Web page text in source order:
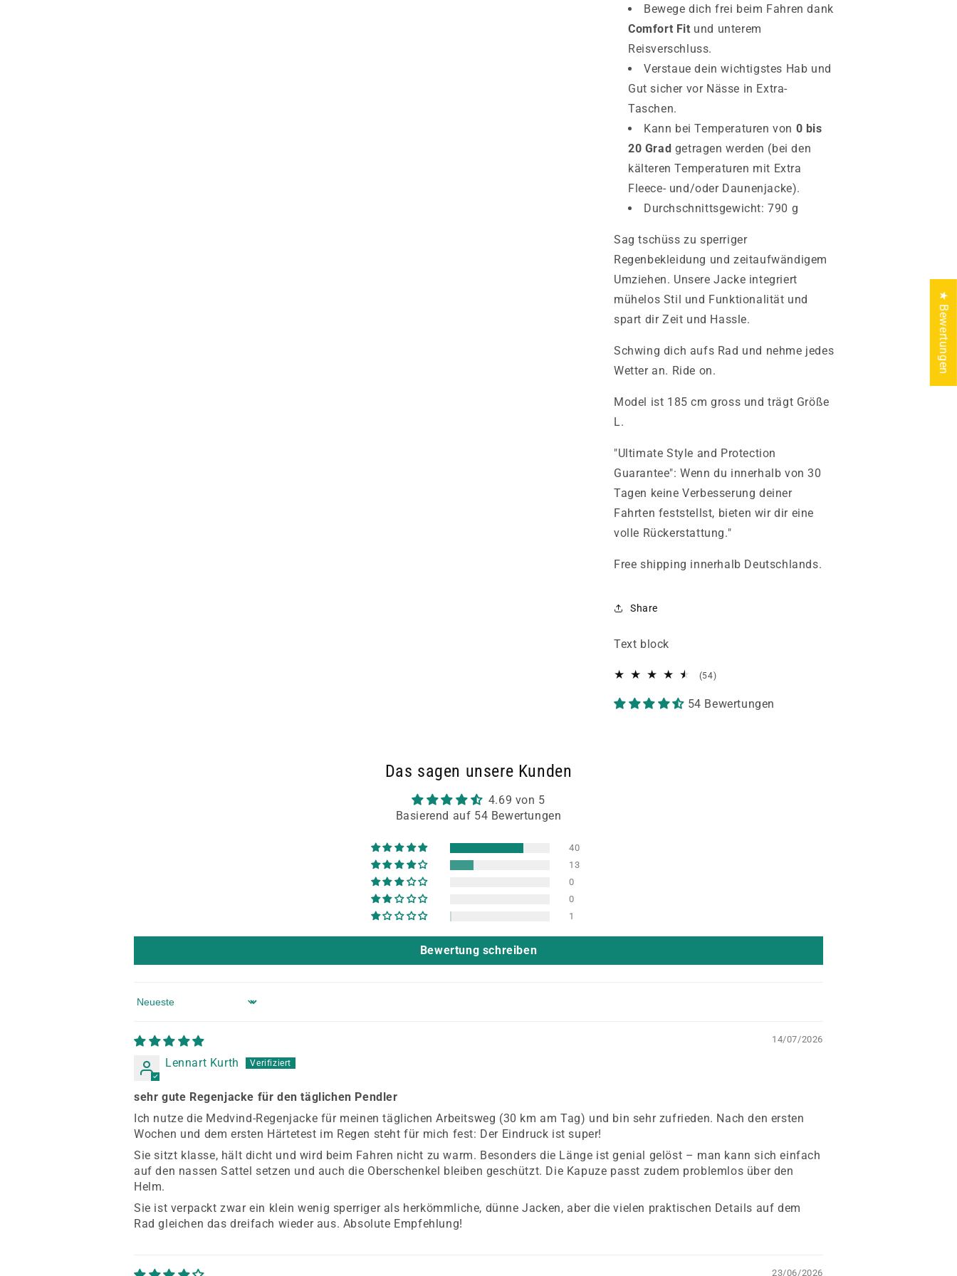
Bewege dich frei beim Fahren dank
Comfort Fit und unterem
Reisverschluss.
Verstaue dein wichtigstes Hab und
Gut sicher vor Nässe in Extra-
Taschen.
Kann bei Temperaturen von 0 bis
20 Grad getragen werden (bei den
kälteren Temperaturen mit Extra
Fleece- und/oder Daunenjacke).
Durchschnittsgewicht: 790 g
Sag tschüss zu sperriger
Regenbekleidung und zeitaufwändigem
Umziehen. Unsere Jacke integriert
mühelos Stil und Funktionalität und
spart dir Zeit und Hassle.
Schwing dich aufs Rad und nehme jedes
Wetter an. Ride on.
Model ist 185 cm gross und trägt Größe
L.
"Ultimate Style and Protection
Guarantee": Wenn du innerhalb von 30
Tagen keine Verbesserung deiner
Fahrten feststellst, bieten wir dir eine
volle Rückerstattung."
Free shipping innerhalb Deutschlands.
Share
Text block
(54)54
insgesamt
54 Bewertungen
Das sagen unsere Kunden
4.69 von 5
Basierend auf 54 Bewertungen
40
13
0
0
1
Bewertung schreiben
Sort by
14/07/2026
Lennart Kurth
sehr gute Regenjacke für den täglichen Pendler
Ich nutze die Medvind-Regenjacke für meinen täglichen Arbeitsweg (30 km am Tag) und bin sehr zufrieden. Nach den ersten
Wochen und dem ersten Härtetest im Regen steht für mich fest: Der Eindruck ist super!
Sie sitzt klasse, hält dicht und wird beim Fahren nicht zu warm. Besonders die Länge ist genial gelöst – man kann sich einfach
auf den nassen Sattel setzen und auch die Oberschenkel bleiben geschützt. Die Kapuze passt zudem problemlos über den
Helm.
Sie ist verpackt zwar ein klein wenig sperriger als herkömmliche, dünne Jacken, aber die vielen praktischen Details auf dem
Rad gleichen das dreifach wieder aus. Absolute Empfehlung!
23/06/2026
★ Bewertungen